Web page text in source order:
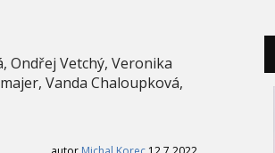
Ondřej Vetchý, Veronika
Vanda Chaloupková,